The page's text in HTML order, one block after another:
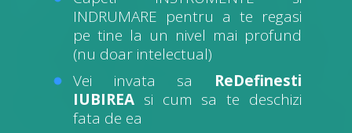
INDRUMARE pentru a te regasi
pe tine la un nivel mai profund
(nu doar intelectual)
Vei invata sa ReDefinesti
IUBIREA si cum sa te deschizi
fata de ea